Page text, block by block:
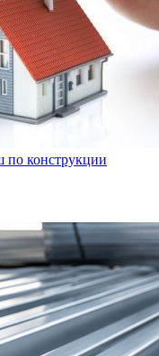
конструкции